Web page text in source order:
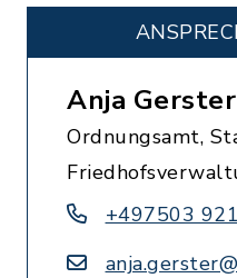
Anja Gerster
Ordnungsamt,
+497503